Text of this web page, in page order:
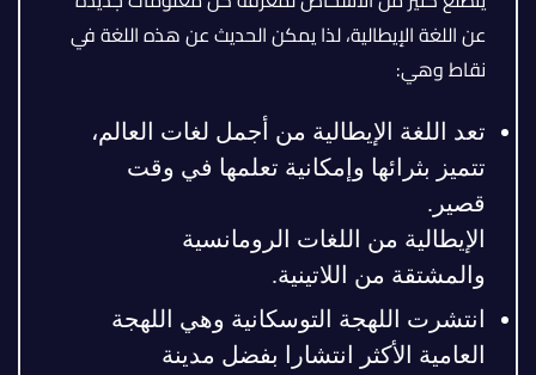
عن اللغة الإيطالية، لذا يمكن الحديث عن هذه اللغة في
نقاط وهي:
تعد اللغة الإيطالية من أجمل لغات العالم،
تتميز بثرائها وإمكانية تعلمها في وقت
قصير.
الإيطالية من اللغات الرومانسية
والمشتقة من اللاتينية.
انتشرت اللهجة التوسكانية وهي اللهجة
العامية الأكثر انتشارا بفضل مدينة